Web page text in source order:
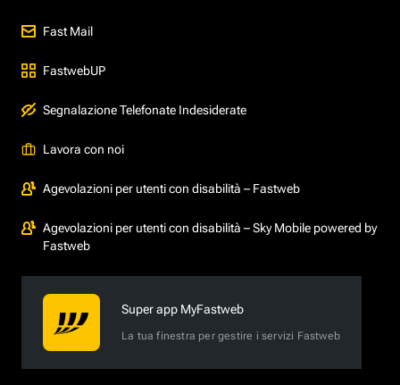
Fast Mail
FastwebUP
Segnalazione Telefonate Indesiderate
Lavora con noi
Agevolazioni per utenti con disabilità – Fastweb
Agevolazioni per utenti con disabilità – Sky Mobile powered by
Fastweb
Super app MyFastweb
La tua finestra per gestire i servizi Fastweb